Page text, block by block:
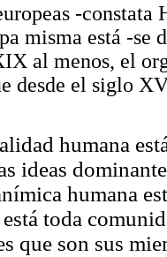
-constata
misma está -se
al menos, el
desde el siglo
humana
ideas
humana
toda
que son sus